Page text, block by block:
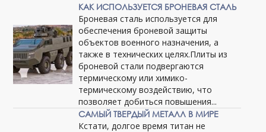
КАК ИСПОЛЬЗУЕТСЯ БРОНЕВАЯ СТАЛЬ
Броневая сталь используется для
обеспечения броневой защиты
объектов военного назначения, а
также в технических целях.Плиты из
броневой стали подвергаются
термическому или химико-
термическому воздействию, что
позволяет добиться повышения...
САМЫЙ ТВЕРДЫЙ МЕТАЛЛ В МИРЕ
Кстати, долгое время титан не